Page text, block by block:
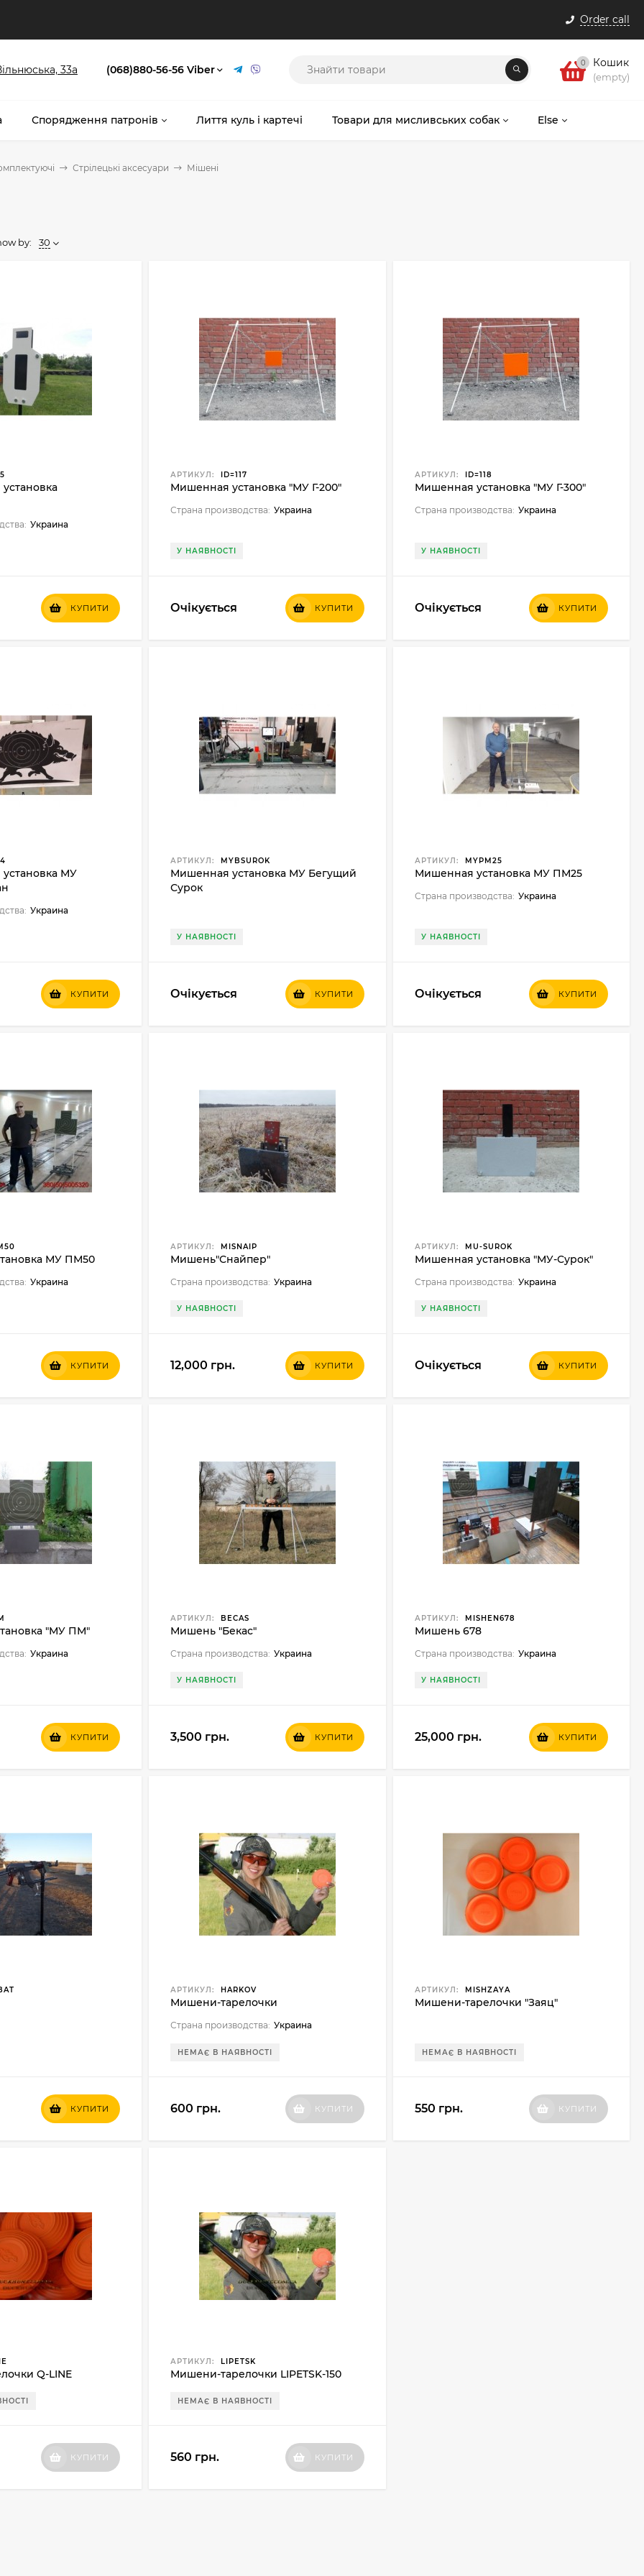
Order call
33а (068)880-56-56 Viber 0 Кошик
(empty)
Спорядження патронів Лиття куль і картечі Товари для мисливських собак Else
Стрілецькі аксесуари Мішені
by: 30
Украина
КУПИТИ
АРТИКУЛ: ID=117
Мишенная установка "МУ Г-200"
Страна производства: Украина
У НАЯВНОСТІ
Очікується КУПИТИ
АРТИКУЛ: ID=118
Мишенная установка "МУ Г-300"
Страна производства: Украина
У НАЯВНОСТІ
Очікується КУПИТИ
МУ
Украина
КУПИТИ
АРТИКУЛ: MYBSUROK
Мишенная установка МУ Бегущий
Сурок
У НАЯВНОСТІ
Очікується КУПИТИ
АРТИКУЛ: MYPM25
Мишенная установка МУ ПМ25
Страна производства: Украина
У НАЯВНОСТІ
Очікується КУПИТИ
МУ ПМ50
Украина
КУПИТИ
АРТИКУЛ: MISNAIP
Мишень"Снайпер"
Страна производства: Украина
У НАЯВНОСТІ
12,000 грн. КУПИТИ
АРТИКУЛ: MU-SUROK
Мишенная установка "МУ-Сурок"
Страна производства: Украина
У НАЯВНОСТІ
Очікується КУПИТИ
"МУ ПМ"
Украина
КУПИТИ
АРТИКУЛ: BECAS
Мишень "Бекас"
Страна производства: Украина
У НАЯВНОСТІ
3,500 грн. КУПИТИ
АРТИКУЛ: MISHEN678
Мишень 678
Страна производства: Украина
У НАЯВНОСТІ
25,000 грн. КУПИТИ
КУПИТИ
АРТИКУЛ: HARKOV
Мишени-тарелочки
Страна производства: Украина
НЕМАЄ В НАЯВНОСТІ
600 грн. КУПИТИ
АРТИКУЛ: MISHZAYA
Мишени-тарелочки "Заяц"
НЕМАЄ В НАЯВНОСТІ
550 грн. КУПИТИ
Q-LINE
КУПИТИ
АРТИКУЛ: LIPETSK
Мишени-тарелочки LIPETSK-150
НЕМАЄ В НАЯВНОСТІ
560 грн. КУПИТИ